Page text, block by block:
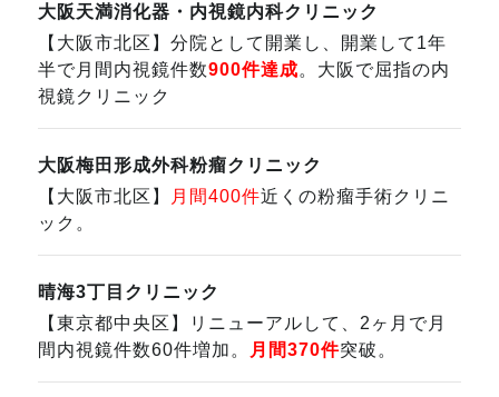
大阪天満消化器・内視鏡内科クリニック
【大阪市北区】分院として開業し、開業して1年
半で月間内視鏡件数900件達成。大阪で屈指の内
視鏡クリニック
大阪梅田形成外科粉瘤クリニック
【大阪市北区】
月間400件近くの粉瘤手術クリニ
ック。
晴海3丁目クリニック
【東京都中央区】リニューアルして、2ヶ月で月
間内視鏡件数60件増加。
月間370件突破。